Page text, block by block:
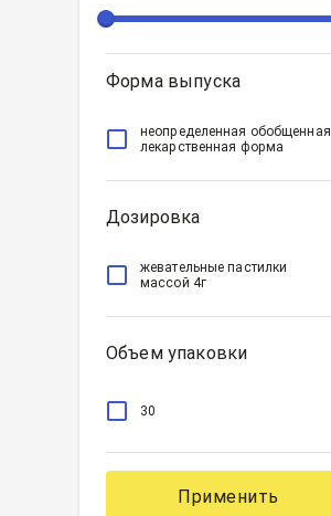
Форма выпуска
неопределенная обобщенная
лекарственная форма
Дозировка
жевательные пастилки
массой 4г
Объем упаковки
30
Применить